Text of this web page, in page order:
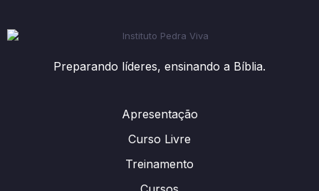
Preparando líderes, ensinando a Bíblia.
Apresentação
Curso Livre
Treinamento